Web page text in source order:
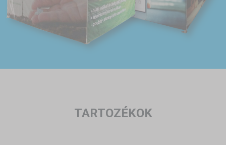
TARTOZÉKOK